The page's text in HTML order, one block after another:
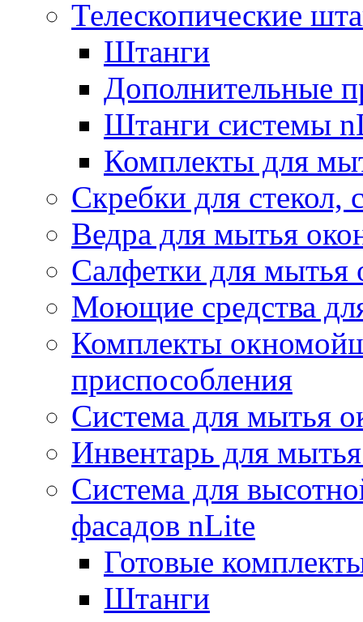
Телескопические
Штанги
Дополнительные
Штанги системы
Комплекты для
Скребки для стекол,
Ведра для мытья
Салфетки для мытья
Моющие средства
Комплекты
приспособления
Система для мытья
Инвентарь для
Система для
фасадов nLite
Готовые
Штанги